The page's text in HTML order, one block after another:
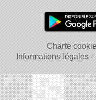
Charte
Informations légales